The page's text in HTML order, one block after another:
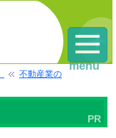
不動産業の
menu